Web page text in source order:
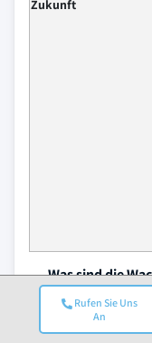
Rufen Sie Uns
An
Zukunft
Was sind die